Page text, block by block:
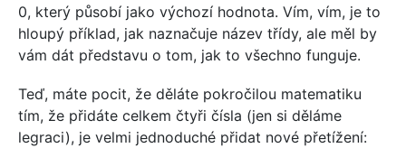
0, který působí jako výchozí hodnota. Vím, vím, je to
hloupý příklad, jak naznačuje název třídy, ale měl by
vám dát představu o tom, jak to všechno funguje.
Teď, máte pocit, že děláte pokročilou matematiku
tím, že přidáte celkem čtyři čísla (jen si děláme
legraci), je velmi jednoduché přidat nové přetížení: